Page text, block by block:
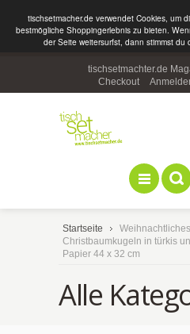
tischsetmacher.de verwendet Cookies, um
bestmögliche Shoppingerlebnis zu bieten.
der Seite weitersurfst, dann stimmst du
tischsetmachter.de
Checkout
Startseite
Christbaumkugeln in türkis
Papier 44 x 32 cm
Alle